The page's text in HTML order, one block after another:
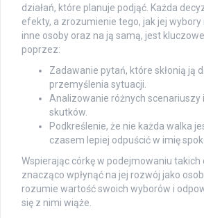
działań, które planuje podjąć. Każda
efekty, a zrozumienie tego, jak jej wybory
inne osoby oraz na ją samą, jest
poprzez:
Zadawanie pytań, które skłonią ją
przemyślenia sytuacji.
Analizowanie różnych scenariuszy
skutków.
Podkreślenie, że nie każda walka
czasem lepiej odpuścić w imię
Wspierając córkę w podejmowaniu takich
znacząco wpłynąć na jej rozwój jako
rozumie wartość swoich wyborów i
się z nimi wiąże.